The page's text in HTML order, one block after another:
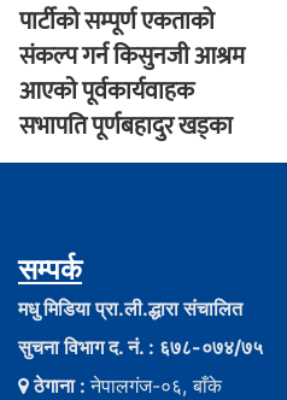
पार्टीको सम्पूर्ण एकताको
संकल्प गर्न किसुनजी आश्रम
आएकाे पूर्वकार्यवाहक
सभापति पूर्णबहादुर खड्का
सम्पर्क
मधु मिडिया प्रा.ली.द्धारा संचालित
सुचना विभाग द. नं. : ६७८-०७४/७५
ठेगाना :नेपालगंज-०६, बाँके